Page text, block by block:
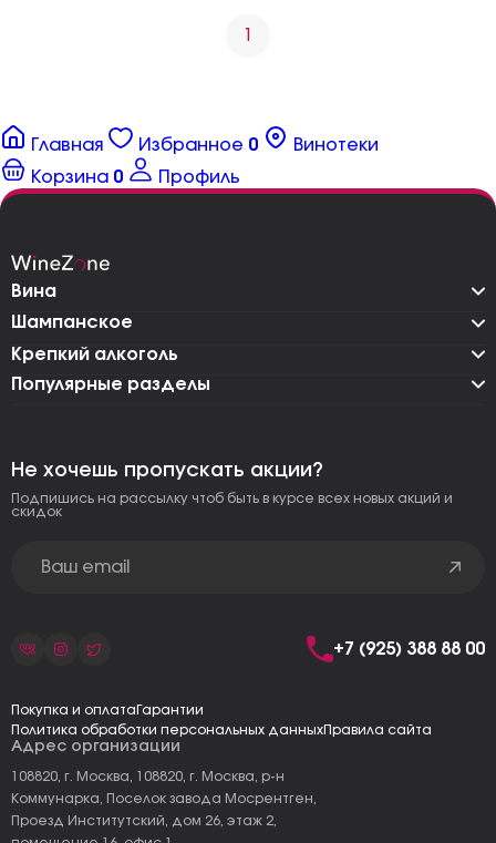
1
Главная Избранное 0
Винотеки
Корзина 0 Профиль
Вина
Шампанское
Крепкий алкоголь
Популярные разделы
Адрес организации
108820, г. Москва, 108820, г. Москва, р-н
Коммунарка, Поселок завода Мосрентген,
Проезд Институтский, дом 26, этаж 2,
Не хочешь пропускать акции?
Подпишись на рассылку чтоб быть в курсе всех новых акций и
скидок
+7 (925) 388 88 00
Покупка и оплата Гарантии
Политика обработки персональных данныхПравила сайта